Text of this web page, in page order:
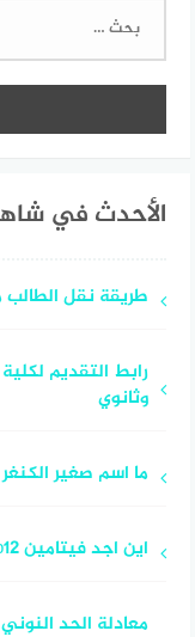
البحث
الأحدث في
طريقة نقل
وثانوي
ما اسم صغير
اين اجد فيتامين b12